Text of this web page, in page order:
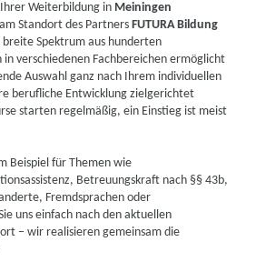
Weiterbildung in Meiningen
Standort des PartnersFUTURA Bildung
breite Spektrum aus hunderten
verschiedenen Fachbereichen ermöglicht
Auswahl ganz nach Ihrem individuellen
berufliche Entwicklung zielgerichtet
starten regelmäßig, ein Einstieg ist meist
Beispiel für Themen wie
Betreuungskraft nach §§ 43b,
Fremdsprachen oder
uns einfach nach den aktuellen
– wir realisieren gemeinsam die